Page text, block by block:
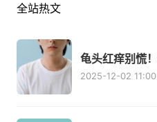
全站热文
龟头红痒别慌
2025-12-02